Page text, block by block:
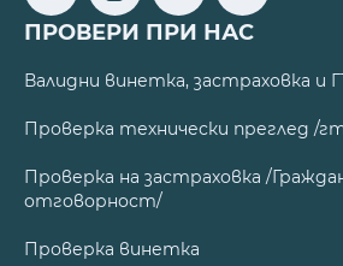
ПРОВЕРИ ПРИ НАС
Валидни винетка, застраховка и
Проверка технически преглед /
Проверка на застраховка /
отговорност/
Проверка винетка